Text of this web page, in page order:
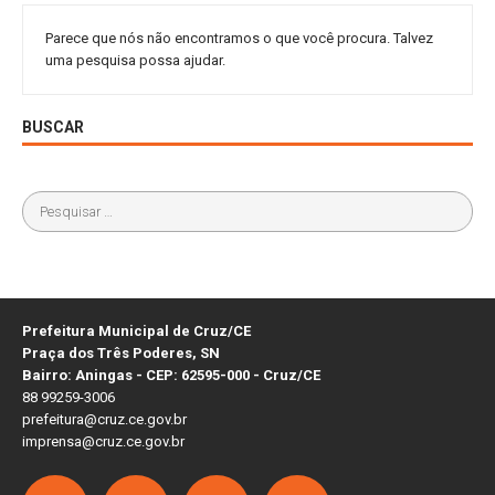
Parece que nós não encontramos o que você procura. Talvez
uma pesquisa possa ajudar.
BUSCAR
Prefeitura Municipal de Cruz/CE
Praça dos Três Poderes, SN
Bairro: Aningas - CEP: 62595-000 - Cruz/CE
88 99259-3006
prefeitura@cruz.ce.gov.br
imprensa@cruz.ce.gov.br